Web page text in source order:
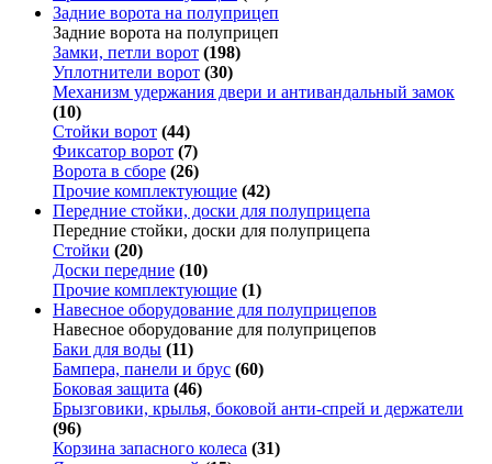
Задние ворота на полуприцеп
Задние ворота на полуприцеп
Замки, петли ворот (198)
Уплотнители ворот (30)
Механизм удержания двери и антивандальный замок
(10)
Стойки ворот (44)
Фиксатор ворот (7)
Ворота в сборе (26)
Прочие комплектующие (42)
Передние стойки, доски для полуприцепа
Передние стойки, доски для полуприцепа
Стойки (20)
Доски передние (10)
Прочие комплектующие (1)
Навесное оборудование для полуприцепов
Навесное оборудование для полуприцепов
Баки для воды (11)
Бампера, панели и брус (60)
Боковая защита (46)
Брызговики, крылья, боковой анти-спрей и держатели
(96)
Корзина запасного колеса (31)